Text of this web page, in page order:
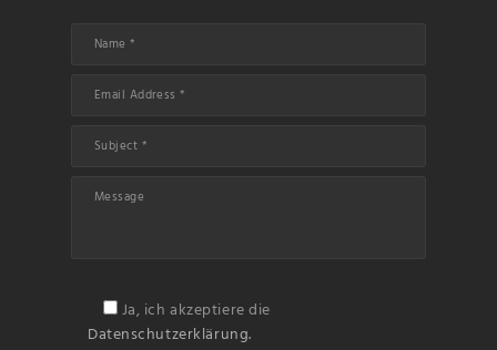
Ja, ich akzeptiere die
Datenschutzerklärung.